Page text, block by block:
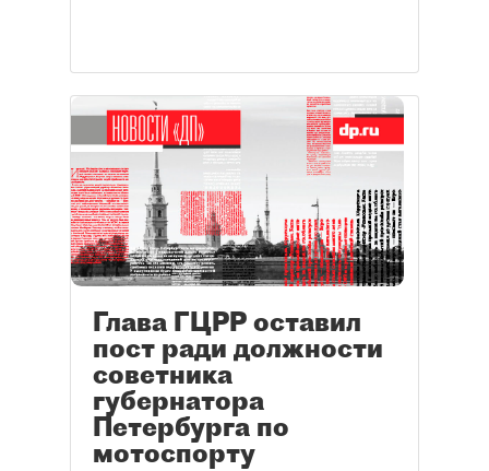
Глава ГЦРР оставил
пост ради должности
советника
губернатора
Петербурга по
мотоспорту